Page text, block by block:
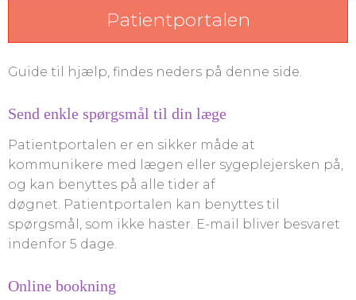
Patientportalen
Guide til hjælp, findes neders på denne side.
Send enkle spørgsmål til din læge
Patientportalen er en sikker måde at
kommunikere med lægen eller sygeplejersken på,
og kan benyttes på alle tider af
døgnet. Patientportalen kan benyttes til
spørgsmål, som ikke haster. E-mail bliver besvaret
indenfor 5 dage.
Online bookning